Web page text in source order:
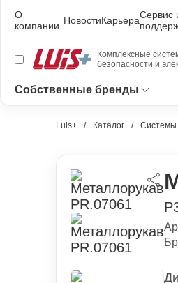
О
компании НовостиКарьераСервис
Комплексные
безопасности и
Собственные бренды
Luis+ Каталог Системы